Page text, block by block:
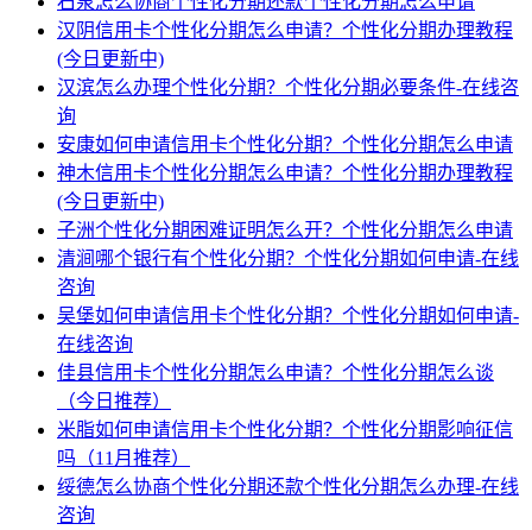
汉阴信用卡个性化分期怎么申请？个性化分期办理教程
(今日更新中)
汉滨怎么办理个性化分期？个性化分期必要条件-在线咨
询
安康如何申请信用卡个性化分期？个性化分期怎么申请
神木信用卡个性化分期怎么申请？个性化分期办理教程
(今日更新中)
子洲个性化分期困难证明怎么开？个性化分期怎么申请
清涧哪个银行有个性化分期？个性化分期如何申请-在线
咨询
吴堡如何申请信用卡个性化分期？个性化分期如何申请-
在线咨询
佳县信用卡个性化分期怎么申请？个性化分期怎么谈
（今日推荐）
米脂如何申请信用卡个性化分期？个性化分期影响征信
吗（11月推荐）
绥德怎么协商个性化分期还款个性化分期怎么办理-在线
咨询